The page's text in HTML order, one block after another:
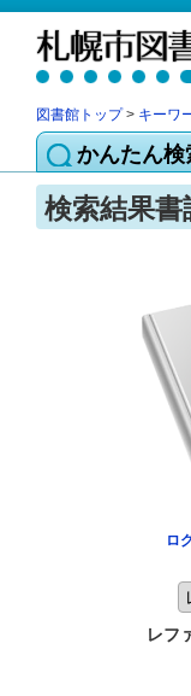
図書館トップ> キーワ
かんたん検
検索結果書
ロ
レフ